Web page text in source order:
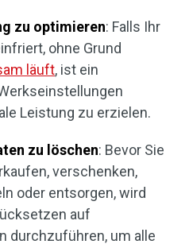
zu optimieren: Falls Ihr
ohne Grund
läuft, ist ein
Leistung zu erzielen.
zu löschen: Bevor Sie
verschenken,
oder entsorgen, wird
auf
durchzuführen, um alle